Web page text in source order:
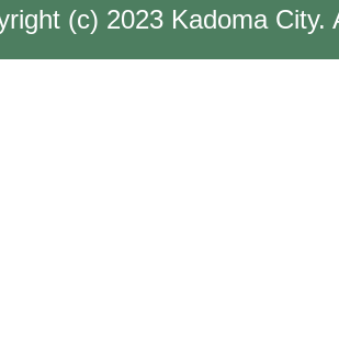
(c) 2023 Kadoma City.